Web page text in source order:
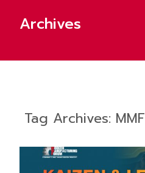
Archives
Tag Archives: MMF